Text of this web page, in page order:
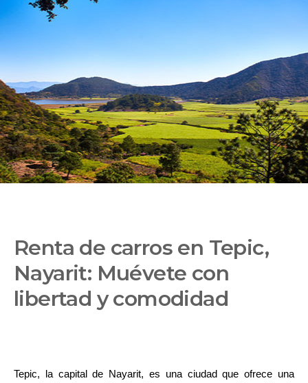
Renta de carros en Tepic,
Nayarit: Muévete con
libertad y comodidad
Tepic, la capital de Nayarit, es una ciudad que ofrece una